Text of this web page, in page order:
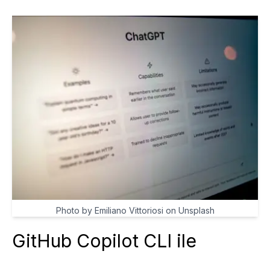
Photo by Emiliano Vittoriosi on Unsplash
GitHub Copilot CLI ile